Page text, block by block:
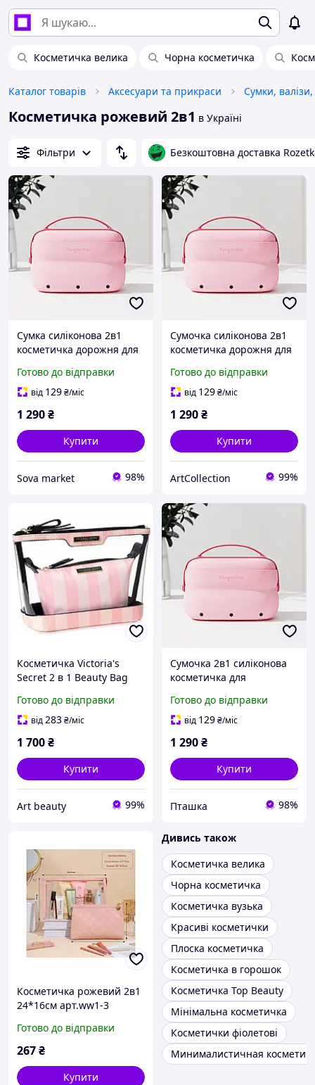
Косметичка велика Чорна косметичка
Каталог товарів Аксесуари та прикраси Сумки,
Косметичка рожевий 2в1 в Україні
Фільтри Безкоштовна доставка
Сумка силіконова 2в1
косметичка дорожня для
кімнату і душ,
водонепроникна, рожева
Готово до відправки
від 129₴/міс
1 290₴
Купити
Sova market 98%
Сумочка силіконова 2в1
косметичка дорожня для
кімнату і душ,
водонепроникна, рожева
Готово до відправки
від 129₴/міс
1 290₴
Купити
ArtСollection 99%
Косметичка Victoria's
Secret 2 в 1 Beauty Bag
Готово до відправки
від283₴/міс
1 700₴
Купити
Art beauty 99%
Сумочка 2в1 силіконова
косметичка для
ванну кімнату і душ,
водонепроникна, рожева
Готово до відправки
від 129₴/міс
1 290₴
Купити
Пташка 98%
Косметичка рожевий 2в1
24*16см арт.ww1-3
Готово до відправки
267₴
Купити
Дивись також
Косметичка велика
Чорна косметичка
Косметичка вузька
Красиві косметички
Плоска косметичка
Косметичка в горошок
Косметичка Top Beauty
Мінімальна косметичка
Косметички фіолетові
Минималистичная